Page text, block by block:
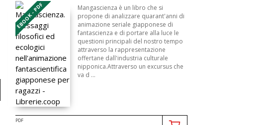
EBOOK - PDF
Mangascienza è un libro che si
propone di analizzare quarant'anni di
animazione seriale giapponese di
fantascienza e di portare alla luce le
questioni principali del nostro tempo
attraverso la rappresentazione
offertane dall'industria culturale
nipponica.Attraverso un excursus che
va d ...
PDF